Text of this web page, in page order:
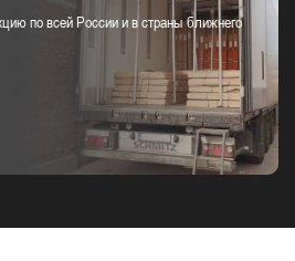
по всей России и в страны ближнего